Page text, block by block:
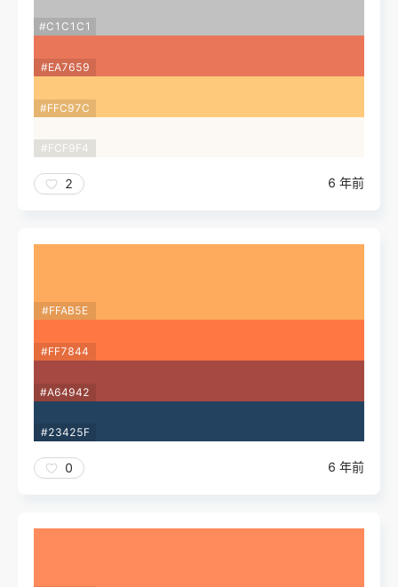
#C1C1C1
#EA7659
#FFC97C
#FCF9F4
2 6 年前
#FFAB5E
#FF7844
#A64942
#23425F
0 6 年前